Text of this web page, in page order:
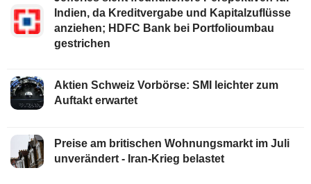
Indien, da Kreditvergabe und Kapitalzuflüsse
anziehen; HDFC Bank bei Portfolioumbau
gestrichen
Aktien Schweiz Vorbörse: SMI leichter zum
Auftakt erwartet
Preise am britischen Wohnungsmarkt im Juli
unverändert - Iran-Krieg belastet